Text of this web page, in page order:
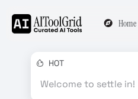
Home
HOT
Welcome to settle in!